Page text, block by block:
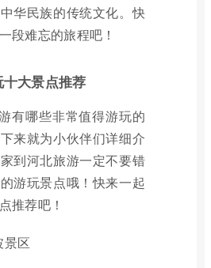
华民族的传统文化。快
段难忘的旅程吧！
大景点推荐
有哪些非常值得游玩的
来就为小伙伴们详细介
到河北旅游一定不要错
游玩景点哦！快来一起
推荐吧！
景区